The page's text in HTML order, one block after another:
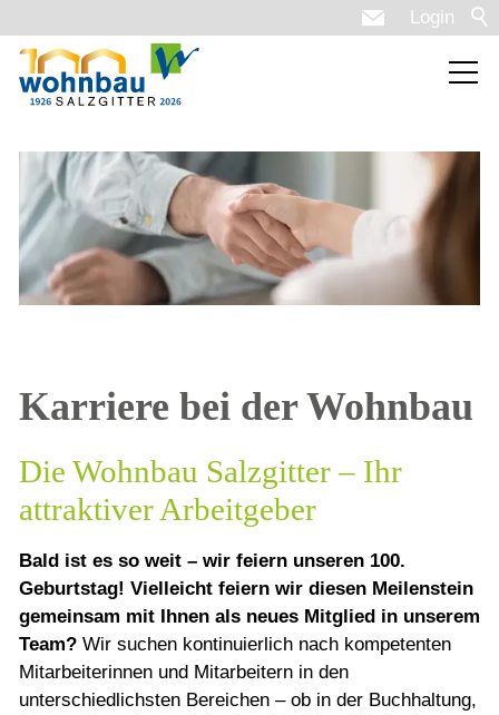
Login
Karriere bei der Wohnbau
Die Wohnbau Salzgitter – Ihr
attraktiver Arbeitgeber
Bald ist es so weit – wir feiern unseren 100.
Geburtstag! Vielleicht feiern wir diesen Meilenstein
gemeinsam mit Ihnen als neues Mitglied in unserem
Team? Wir suchen kontinuierlich nach kompetenten
Mitarbeiterinnen und Mitarbeitern in den
unterschiedlichsten Bereichen – ob in der Buchhaltung,